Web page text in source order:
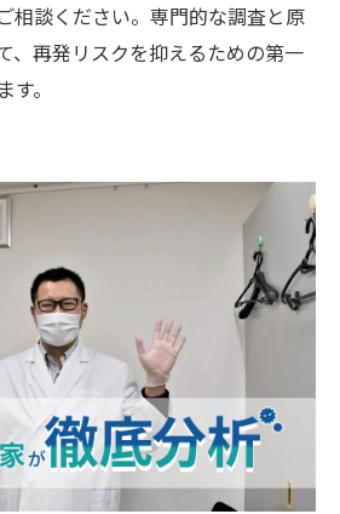
相談ください。専門的な調査と原
、再発リスクを抑えるための第一
。